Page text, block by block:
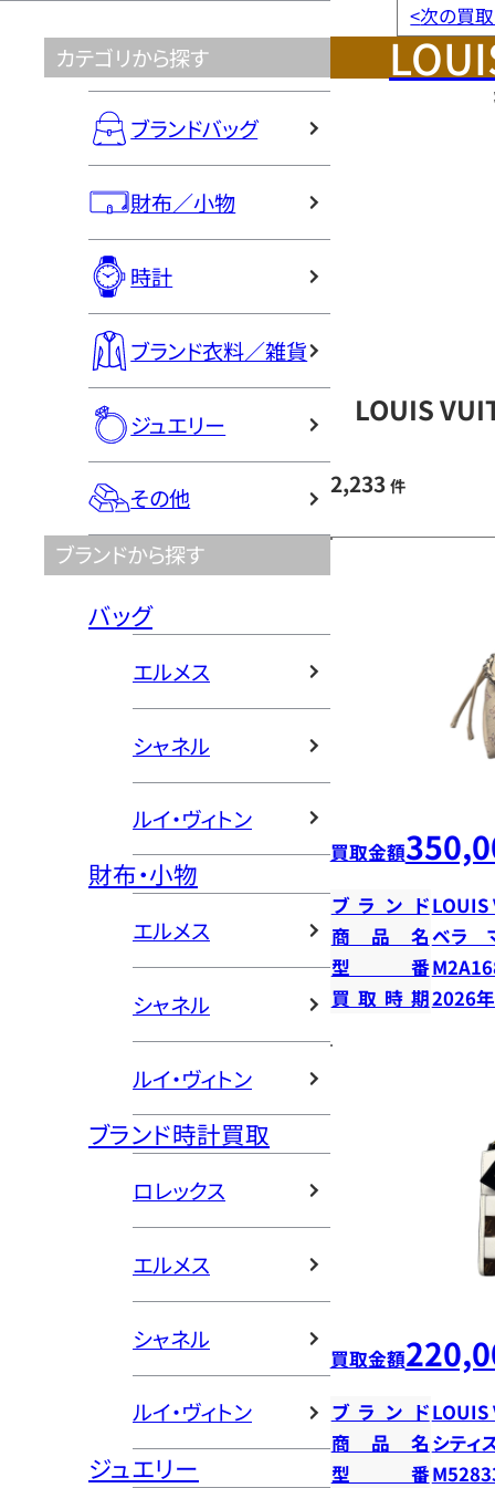
カテゴリから探す
ブランドバッグ
財布／小物
時計
ブランド衣料／雑貨
ジュエリー
その他
ブランドから探す
バッグ
エルメス
シャネル
ルイ・ヴィトン
財布・小物
エルメス
シャネル
ルイ・ヴィトン
ブランド時計買取
ロレックス
エルメス
シャネル
ルイ・ヴィトン
ジュエリー
<次の買
LOUIS
2,233 件
買取金額
ブランドLOUIS
商品名ベラ
型番
買取時期2026
買取金額
ブランドLOUIS
商品名 シティ
型番